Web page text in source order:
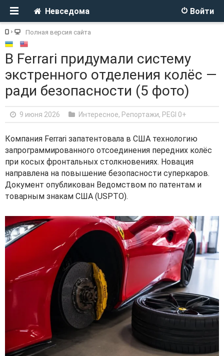
Войти
Невседома
Полная версия сайта
В Ferrari придумали систему
экстренного отделения колёс —
ради безопасности (5 фото)
9 июня 2026 Интересное, Репортажи, PEGI 0+
Компания Ferrari запатентовала в США технологию
запрограммированного отсоединения передних колёс
при косых фронтальных столкновениях. Новация
направлена на повышение безопасности суперкаров.
Документ опубликован Ведомством по патентам и
товарным знакам США (USPTO).